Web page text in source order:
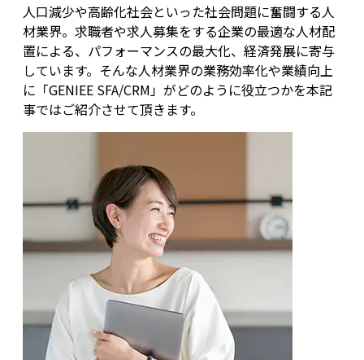
人口減少や高齢化社会といった社会問題に奮闘する人
材業界。求職者や求人募集をする企業の最適な人材配
置による、パフォーマンスの最大化、経済発展に寄与
しています。そんな人材業界の業務効率化や業績向上
に「GENIEE SFA/CRM」がどのように役立つかを本記
事ではご紹介させて頂きます。